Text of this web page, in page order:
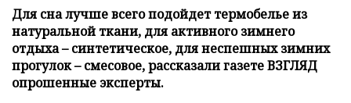
Для сна лучше всего подойдет термобелье из
натуральной ткани, для активного зимнего
отдыха – синтетическое, для неспешных зимних
прогулок – смесовое, рассказали газете ВЗГЛЯД
опрошенные эксперты.